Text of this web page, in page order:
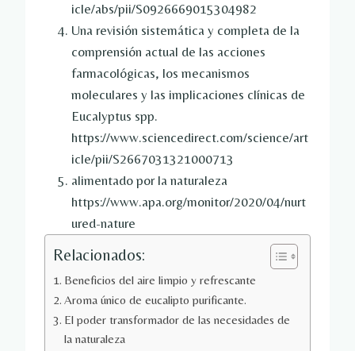
icle/abs/pii/S0926669015304982
Una revisión sistemática y completa de la
comprensión actual de las acciones
farmacológicas, los mecanismos
moleculares y las implicaciones clínicas de
Eucalyptus spp.
https://www.sciencedirect.com/science/art
icle/pii/S2667031321000713
alimentado por la naturaleza
https://www.apa.org/monitor/2020/04/nurt
ured-nature
Relacionados:
Beneficios del aire limpio y refrescante
Aroma único de eucalipto purificante.
El poder transformador de las necesidades de
la naturaleza